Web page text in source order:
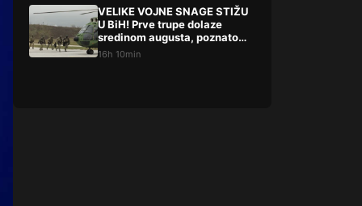
VELIKE VOJNE SNAGE STIŽU
U BiH! Prve trupe dolaze
sredinom augusta, poznato
šta slijedi
16h 10min